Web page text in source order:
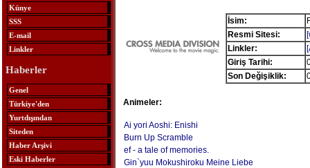
Künye
SSS
E-mail
Linkler
Haberler
Genel
Türkiye'den
Yurtdışından
Siteden
Haber Arşivi
Eski Haberler
İsim:
Resmi Sitesi:
Linkler:
Giriş Tarihi:
Son Değişiklik:
Animeler:
Ai yori Aoshi: Enishi
Burn Up Scramble
ef - a tale of memories.
Gin`yuu Mokushiroku Meine Liebe